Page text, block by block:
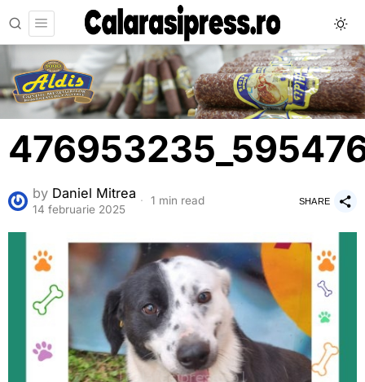
by Daniel Mitrea
14 februarie 2025
1 min read SHARE